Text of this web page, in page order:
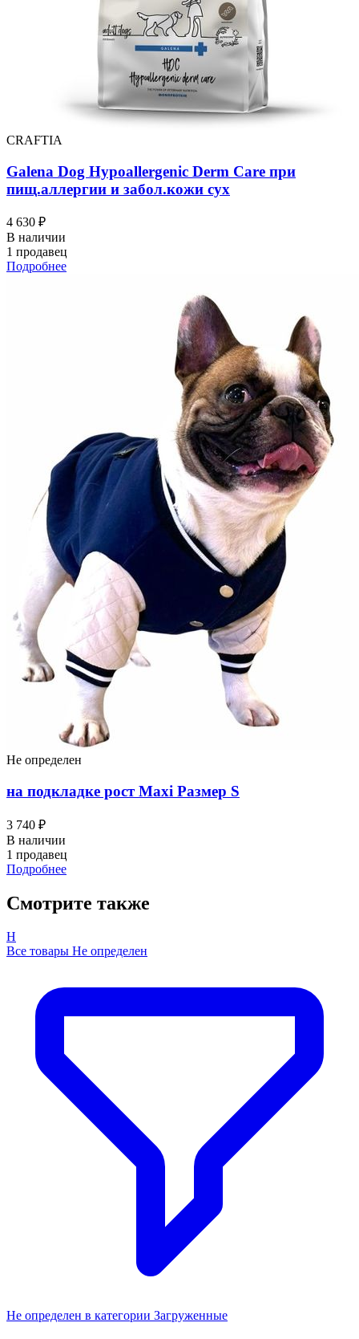
CRAFTIA
Galena Dog Hypoallergenic Derm Care при
пищ.аллергии и забол.кожи сух
4 630 ₽
В наличии
1 продавец
Подробнее
Не определен
на подкладке рост Maxi Размер S
3 740 ₽
В наличии
1 продавец
Подробнее
Смотрите также
Н
Все товары Не определен
Не определен в категории Загруженные